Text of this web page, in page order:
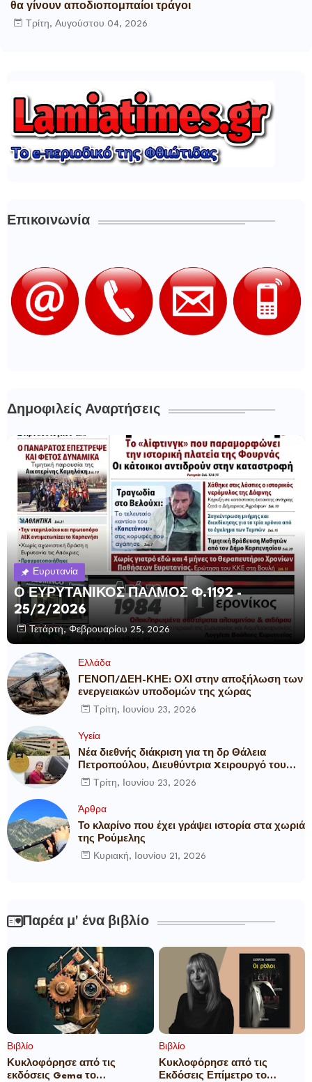
θα γίνουν αποδιοπομπαίοι τράγοι
Τρίτη, Αυγούστου 04, 2026
Επικοινωνία
Δημοφιλείς Αναρτήσεις
Ευρυτανία
Ο ΕΥΡΥΤΑΝΙΚΟΣ ΠΑΛΜΟΣ Φ.1192 -
25/2/2026
Τετάρτη, Φεβρουαρίου 25, 2026
Ελλάδα
ΓΕΝΟΠ/ΔΕΗ-ΚΗΕ: ΟΧΙ στην αποξήλωση των
ενεργειακών υποδομών της χώρας
Τρίτη, Ιουνίου 23, 2026
Υγεία
Νέα διεθνής διάκριση για τη δρ Θάλεια
Πετροπούλου, Διευθύντρια Xειρουργό του
Metropolitan General
Τρίτη, Ιουνίου 23, 2026
Άρθρα
Το κλαρίνο που έχει γράψει ιστορία στα χωριά
της Ρούμελης
Κυριακή, Ιουνίου 21, 2026
Παρέα μ' ένα βιβλίο
Βιβλίο
Κυκλοφόρησε από τις
εκδόσεις Gema το
Βιβλίο
Κυκλοφόρησε από τις
Εκδόσεις Επίμετρο το